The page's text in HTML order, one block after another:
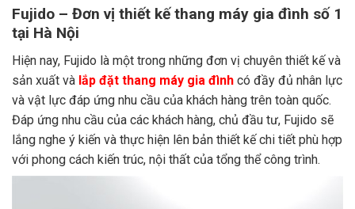
Fujido – Đơn vị thiết kế thang máy gia đình số 1
tại Hà Nội
Hiện nay, Fujido là một trong những đơn vị chuyên thiết kế và
sản xuất và lắp đặt thang máy gia đình có đầy đủ nhân lực
và vật lực đáp ứng nhu cầu của khách hàng trên toàn quốc.
Đáp ứng nhu cầu của các khách hàng, chủ đầu tư, Fujido sẽ
lắng nghe ý kiến và thực hiện lên bản thiết kế chi tiết phù hợp
với phong cách kiến trúc, nội thất của tổng thể công trình.